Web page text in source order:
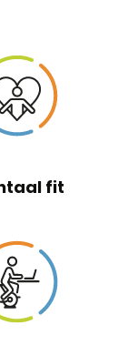
fit